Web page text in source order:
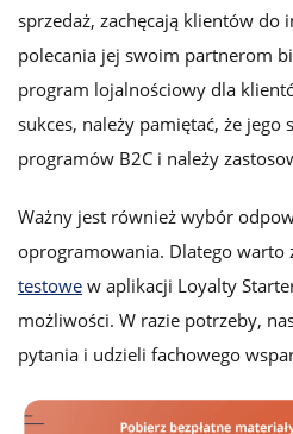
sprzedaż, zachęcają klientów do
polecania jej swoim partnerom
program lojalnościowy dla
sukces, należy pamiętać, że jego
programów B2C i należy
Ważny jest również wybór
oprogramowania. Dlatego warto
testowe w aplikacji Loyalty
możliwości. W razie potrzeby,
pytania i udzieli fachowego